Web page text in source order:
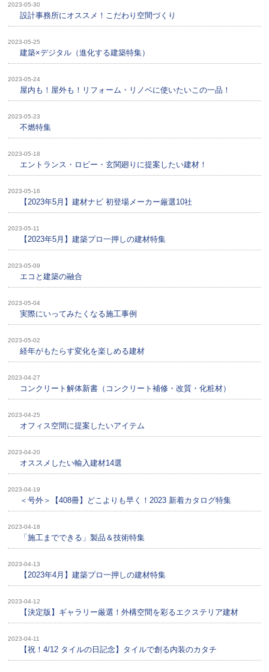
2023-05-30
設計事務所にオススメ！こだわり空間づくり
2023-05-25
建築×デジタル（進化する建築特集）
2023-05-24
屋内も！屋外も！リフォーム・リノベに使いたいこの一品！
2023-05-23
不燃特集
2023-05-18
エントランス・ロビー・玄関廻りに提案したい建材！
2023-05-16
【2023年5月】建材ナビ 初登場メーカー厳選10社
2023-05-11
【2023年5月】建築プロ一押しの建材特集
2023-05-09
エコと建築の融合
2023-05-04
実際にいってみたくなる施工事例
2023-05-02
経年がもたらす変化を楽しめる建材
2023-04-27
コンクリート解体新書（コンクリート補修・改質・化粧材）
2023-04-25
オフィス空間に提案したいアイテム
2023-04-20
オススメしたい輸入建材14選
2023-04-19
＜号外＞【408冊】どこよりも早く！2023 新着カタログ特集
2023-04-18
「施工までできる」製品＆技術特集
2023-04-13
【2023年4月】建築プロ一押しの建材特集
2023-04-12
【決定版】ギャラリー厳選！外構空間を彩るエクステリア建材
2023-04-11
【祝！4/12 タイルの日記念】タイルで創る内装のカタチ